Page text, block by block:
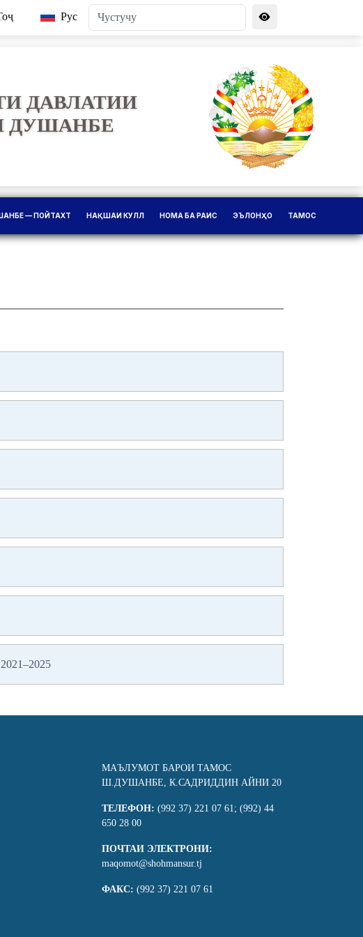
Рус
ДАВЛАТИИ
ДУШАНБЕ
— ПОЙТАХТ НАҚШАИ КУЛЛ НОМА БА РАИС ЭЪЛОНҲО ТАМОС
МАЪЛУМОТ БАРОИ ТАМОС
Ш.ДУШАНБЕ, К.САДРИДДИН АЙНИ 20
ТЕЛЕФОН: (992 37) 221 07 61; (992) 44
650 28 00
ПОЧТАИ ЭЛЕКТРОНИ:
maqomot@shohmansur.tj
ФАКС: (992 37) 221 07 61